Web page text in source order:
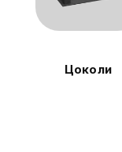
Цоколи